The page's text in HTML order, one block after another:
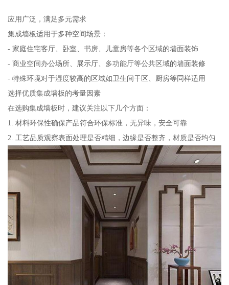
应用广泛，满足多元需求
集成墙板适用于多种空间场景：
- 家庭住宅客厅、卧室、书房、儿童房等各个区域的墙面装饰
- 商业空间办公场所、展示厅、多功能厅等公共区域的墙面装修
- 特殊环境对于湿度较高的区域如卫生间干区、厨房等同样适用
选择优质集成墙板的考量因素
在选购集成墙板时，建议关注以下几个方面：
1. 材料环保性确保产品符合环保标准，无异味，安全可靠
2. 工艺品质观察表面处理是否精细，边缘是否整齐，材质是否均匀